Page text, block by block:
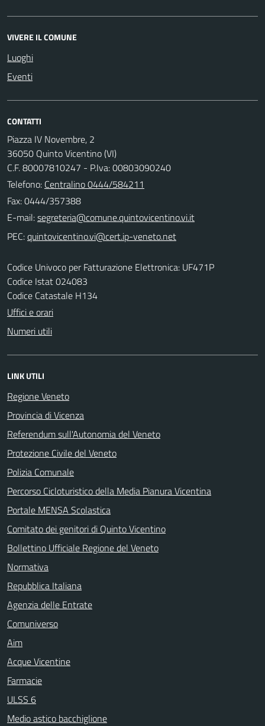
VIVERE IL COMUNE
Luoghi
Eventi
CONTATTI
Piazza IV Novembre, 2
36050 Quinto Vicentino (VI)
C.F. 80007810247 - P.Iva: 00803090240
Telefono: Centralino 0444/584211
Fax: 0444/357388
E-mail:
PEC:
Codice Univoco per Fatturazione Elettronica: UF471P
Codice Istat 024083
Codice Catastale H134
Uffici e orari
Numeri utili
LINK UTILI
Regione Veneto
Provincia di Vicenza
Referendum sull'Autonomia del Veneto
Protezione Civile del Veneto
Polizia Comunale
Percorso Cicloturistico della Media Pianura Vicentina
Portale MENSA Scolastica
Comitato dei genitori di Quinto Vicentino
Bollettino Ufficiale Regione del Veneto
Normativa
Repubblica Italiana
Agenzia delle Entrate
Comuniverso
Aim
Acque Vicentine
Farmacie
ULSS 6
Medio astico bacchiglione